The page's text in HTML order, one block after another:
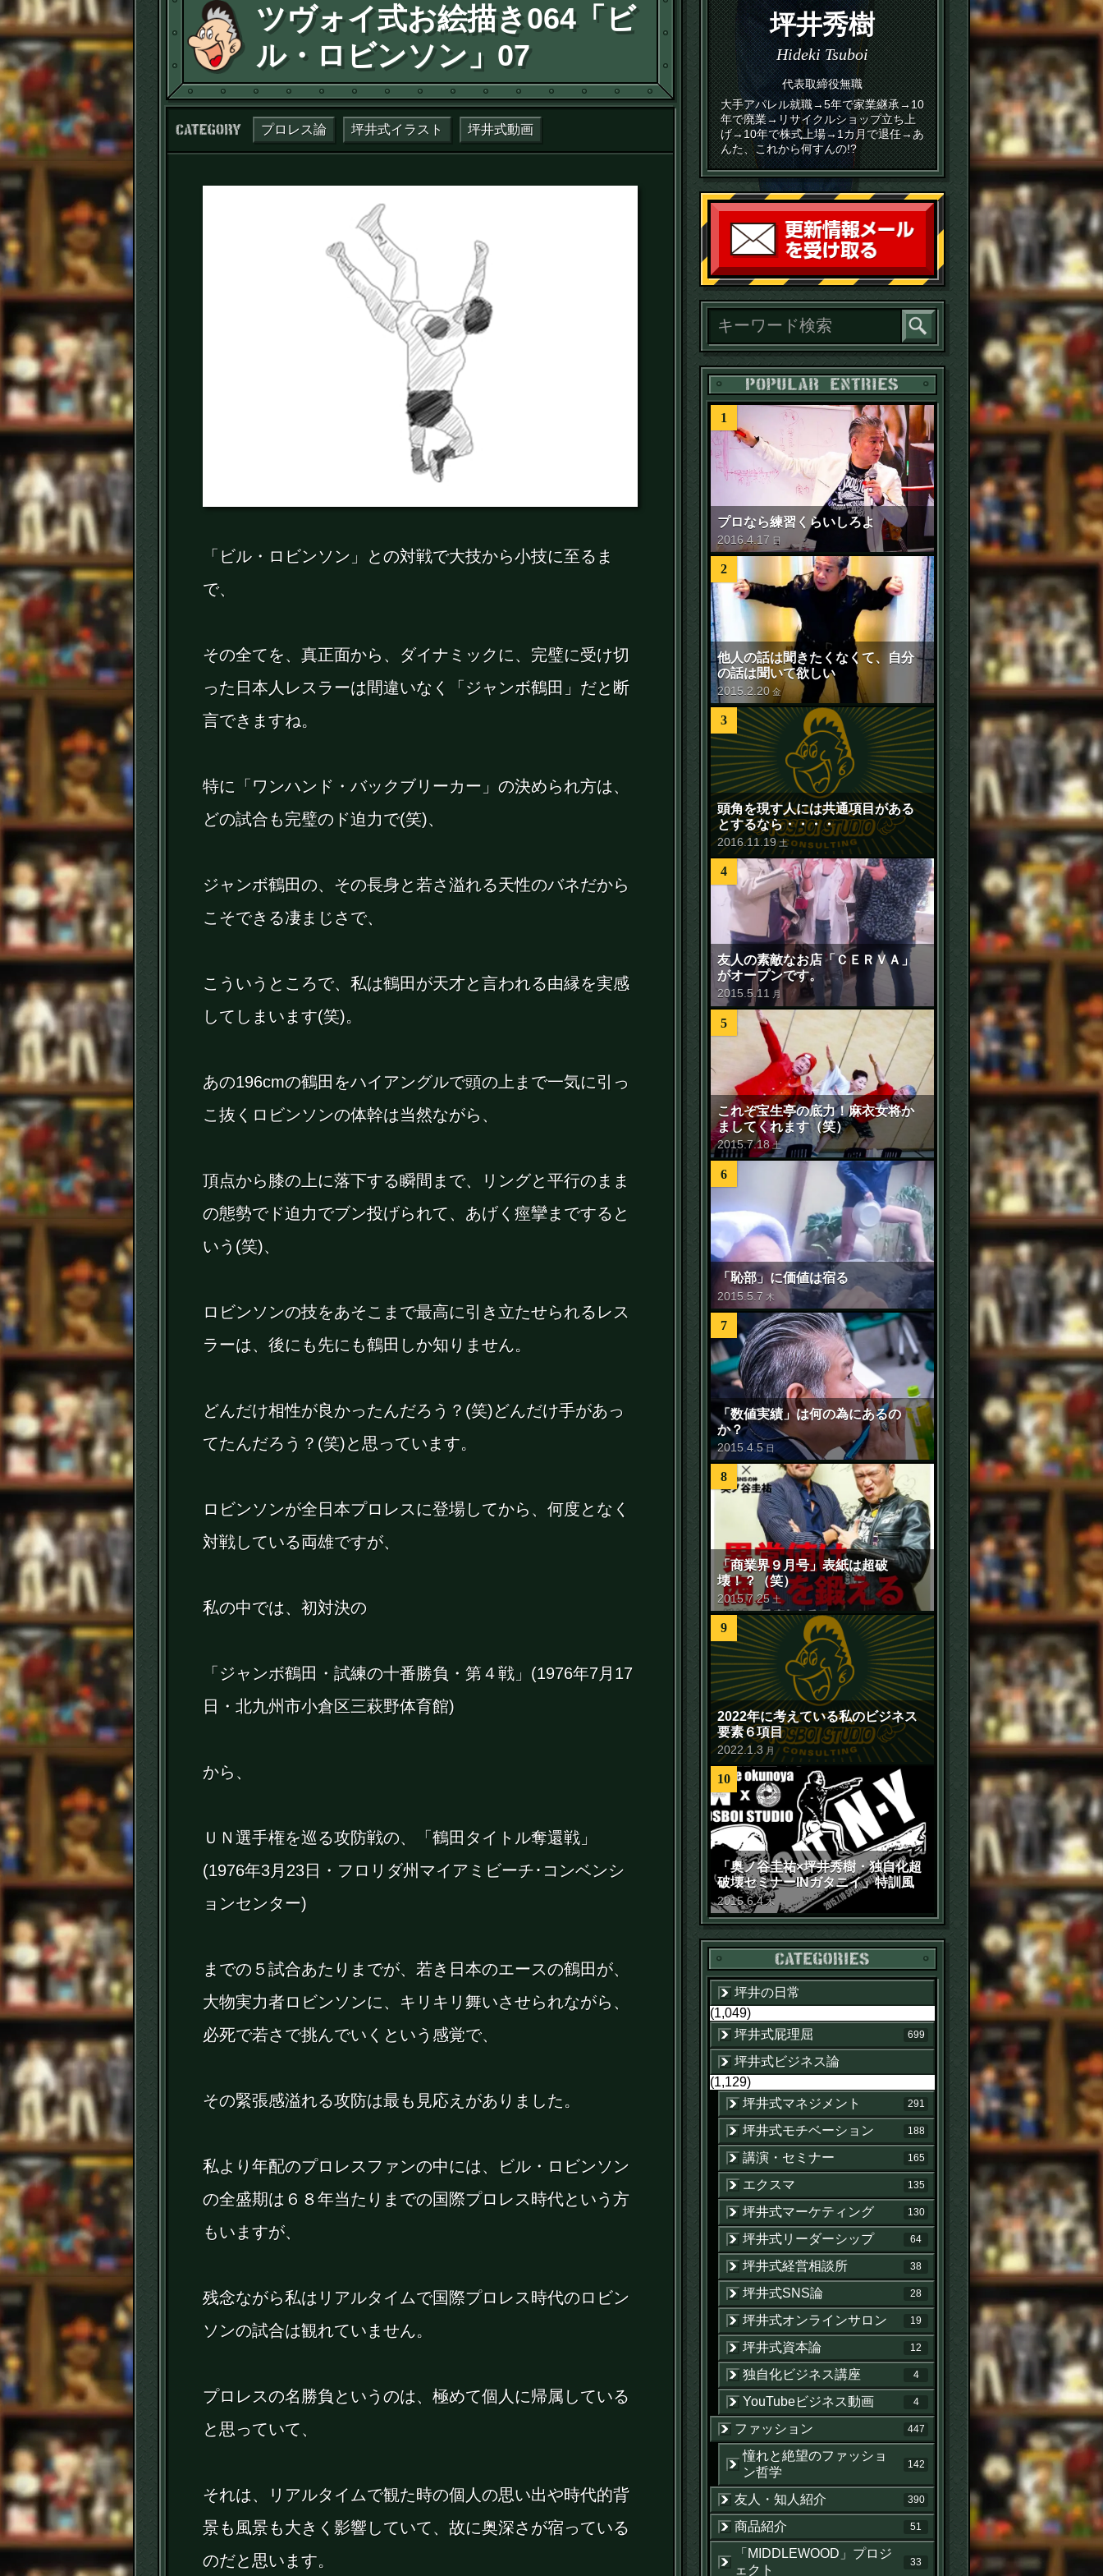
ツヴォイ式お絵描き064「ビ
ル・ロビンソン」07
カテゴリー：
プロレス論 坪井式イラスト 坪井式動画
「ビル・ロビンソン」との対戦で大技から小技に至るま
で、
その全てを、真正面から、ダイナミックに、完璧に受け切
った日本人レスラーは間違いなく「ジャンボ鶴田」だと断
言できますね。
特に「ワンハンド・バックブリーカー」の決められ方は、
どの試合も完璧のド迫力で(笑)、
ジャンボ鶴田の、その長身と若さ溢れる天性のバネだから
こそできる凄まじさで、
こういうところで、私は鶴田が天才と言われる由縁を実感
してしまいます(笑)。
あの196cmの鶴田をハイアングルで頭の上まで一気に引っ
こ抜くロビンソンの体幹は当然ながら、
頂点から膝の上に落下する瞬間まで、リングと平行のまま
の態勢でド迫力でブン投げられて、あげく痙攣まですると
いう(笑)、
ロビンソンの技をあそこまで最高に引き立たせられるレス
ラーは、後にも先にも鶴田しか知りません。
どんだけ相性が良かったんだろう？(笑)どんだけ手があっ
てたんだろう？(笑)と思っています。
ロビンソンが全日本プロレスに登場してから、何度となく
対戦している両雄ですが、
私の中では、初対決の
「ジャンボ鶴田・試練の十番勝負・第４戦」(1976年7月17
日・北九州市小倉区三萩野体育館)
から、
ＵＮ選手権を巡る攻防戦の、「鶴田タイトル奪還戦」
(1976年3月23日・フロリダ州マイアミビーチ･コンベンシ
ョンセンター)
までの５試合あたりまでが、若き日本のエースの鶴田が、
大物実力者ロビンソンに、キリキリ舞いさせられながら、
必死で若さで挑んでいくという感覚で、
その緊張感溢れる攻防は最も見応えがありました。
私より年配のプロレスファンの中には、ビル・ロビンソン
の全盛期は６８年当たりまでの国際プロレス時代という方
もいますが、
残念ながら私はリアルタイムで国際プロレス時代のロビン
ソンの試合は観れていません。
プロレスの名勝負というのは、極めて個人に帰属している
と思っていて、
それは、リアルタイムで観た時の個人の思い出や時代的背
景も風景も大きく影響していて、故に奥深さが宿っている
のだと思います。
坪井秀樹
Hideki Tsuboi
代表取締役無職
大手アパレル就職→5年で家業継承→10
年で廃業→リサイクルショップ立ち上
げ→10年で株式上場→1カ月で退任→あ
んた、これから何すんの!?
読者登録
POPULAR ENTRIES
1
プロなら練習くらいしろよ
2016 .4.17 日
2
他人の話は聞きたくなくて、自分
の話は聞いて欲しい
2015 2 20 金
3
頭角を現す人には共通項目がある
とするなら・・・・
2016.11.19 土
4
友人の素敵なお店「ＣＥＲＶＡ」
がオープンです。
2015 5.11 月
5
これぞ宝生亭の底力！麻衣女将か
ましてくれます（笑）
2015.7.18 土
6
「恥部」に価値は宿る
2015 .5 .7 木
7
「数値実績」は何の為にあるの
か？
2015 .4.5 日
8
「商業界９月号」表紙は超破
壊！？（笑）
2015.7.25 土
9
2022年に考えている私のビジネス
要素６項目
2022.1 .3 月
10
「奥ノ谷圭祐×坪井秀樹・独自化超
破壊セミナーINガタニイ」特訓風
景動画（苦笑）
2015.6.4 木
カテゴリー
坪井の日常
(1,049)
坪井式屁理屈
699
坪井式ビジネス論
(1,129)
坪井式マネジメント
291
坪井式モチベーション 188
講演・セミナー 165
エクスマ 135
坪井式マーケティング 130
坪井式リーダーシップ 64
坪井式経営相談所 38
坪井式SNS論 28
坪井式オンラインサロン 19
坪井式資本論 12
独自化ビジネス講座 4
YouTubeビジネス動画 4
ファッション 447
憧れと絶望のファッショ
ン哲学
142
友人・知人紹介 390
商品紹介 51
「MIDDLEWOOD」プロジ
ェクト
33